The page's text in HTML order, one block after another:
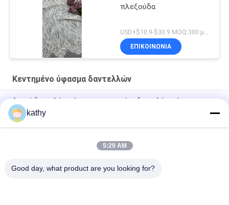
πλεξούδα
USD+$10.9-$30.9 MOQ:300 μέτρα.
ΕΠΙΚΟΙΝΩΝΙΑ
Κεντημένο ύφασμα δαντελλών
Λευκό δαντελένιο ύφασμα κεντημένο δαντελένιο ύφασμα
Προσαρμοσμένο σχέδιο
Υφασμα Δαντέλας Κεντημένο Πολυτελείας Καλής Ποιότητας
kathy
5:29 AM
Good day, what product are you looking for?